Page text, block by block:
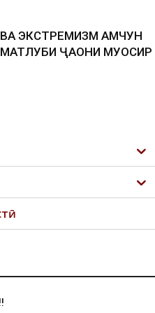
ЭКСТРЕМИЗМ ҲАМЧУН
ҶАҲОНИ МУОСИР